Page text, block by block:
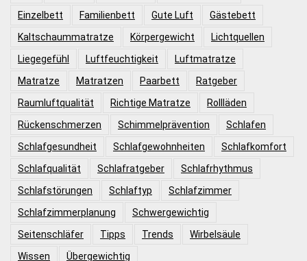
Einzelbett
Familienbett Gute Luft
Gästebett
Kaltschaummatratze
Körpergewicht
Lichtquellen
Liegegefühl
Luftfeuchtigkeit
Luftmatratze
Matratze
Matratzen Paarbett
Ratgeber
Raumluftqualität
Richtige Matratze
Rollläden
Rückenschmerzen
Schimmelprävention
Schlafen
Schlafgesundheit
Schlafgewohnheiten
Schlafkomfort
Schlafqualität
Schlafratgeber
Schlafrhythmus
Schlafstörungen
Schlaftyp
Schlafzimmer
Schlafzimmerplanung
Schwergewichtig
Seitenschläfer
Tipps Trends
Wirbelsäule
Wissen
Übergewichtig